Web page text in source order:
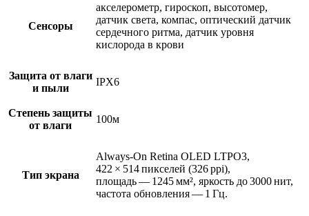
Сенсоры
акселерометр, гироскоп, высотомер,
датчик света, компас, оптический датчик
сердечного ритма, датчик уровня
кислорода в крови
Защита от влаги
и пыли
IPX6
Степень защиты
от влаги
100м
Тип экрана
Always‑On Retina OLED LTPO3,
422 × 514 пикселей (326 ppi),
площадь — 1245 мм², яркость до 3000 нит,
частота обновления — 1 Гц.